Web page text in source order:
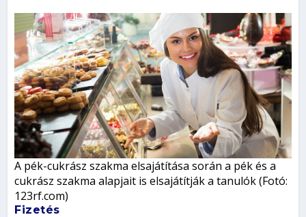
A pék-cukrász szakma elsajátítása során a pék és a
cukrász szakma alapjait is elsajátítják a tanulók (Fotó:
123rf.com)
Fizetés